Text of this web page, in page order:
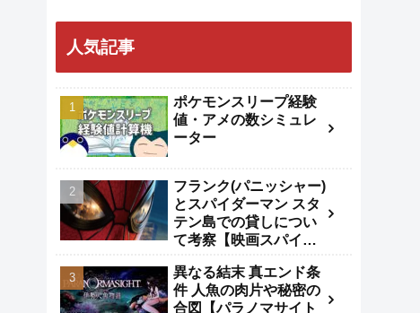
人気記事
ポケモンスリープ経験
値・アメの数シミュレ
ーター
フランク(パニッシャー)
とスパイダーマン スタ
テン島での貸しについ
て考察【映画スパイダ
異なる結末 真エンド条
件 人魚の肉片や秘密の
合図【パラノマサイト